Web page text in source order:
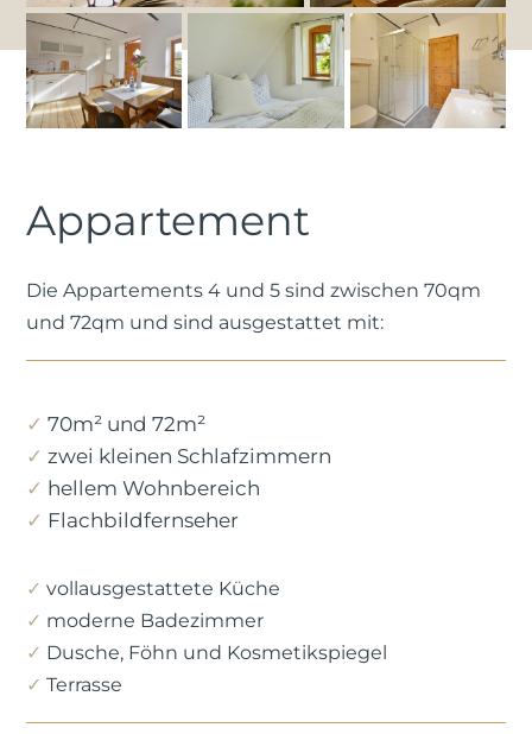
Appartement
Die Appartements 4 und 5 sind zwischen 70qm
und 72qm und sind ausgestattet mit:
✓ 70m² und 72m²
✓ zwei kleinen Schlafzimmern
✓ hellem Wohnbereich
✓ Flachbildfernseher
✓ vollausgestattete Küche
✓ moderne Badezimmer
✓ Dusche, Föhn und Kosmetikspiegel
✓ Terrasse